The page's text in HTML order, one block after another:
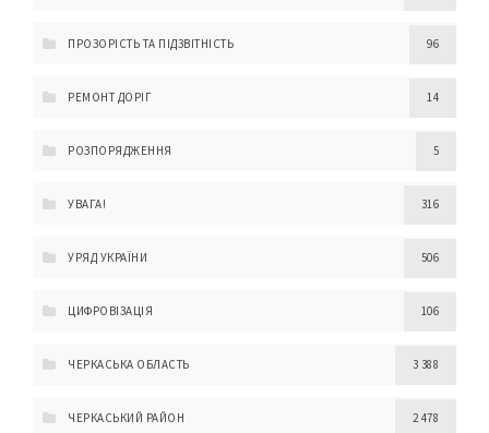
ПРОЗОРІСТЬ ТА ПІДЗВІТНІСТЬ 96
РЕМОНТ ДОРІГ 14
РОЗПОРЯДЖЕННЯ 5
УВАГА! 316
УРЯД УКРАЇНИ 506
ЦИФРОВІЗАЦІЯ 106
ЧЕРКАСЬКА ОБЛАСТЬ 3 388
ЧЕРКАСЬКИЙ РАЙОН 2 478